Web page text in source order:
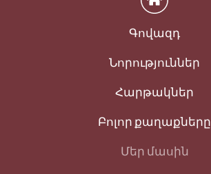
Գովազդ
Նորություններ
Հարթակներ
Բոլոր քաղաքները
Մեր մասին